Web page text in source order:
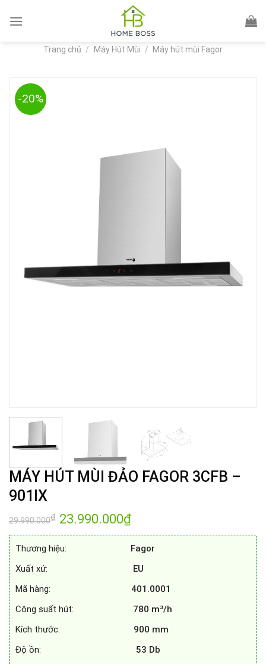
Trang chủ / Máy Hút Mùi / Máy hút mùi Fagor
-20%
MÁY HÚT MÙI ĐẢO FAGOR 3CFB –
901IX
29.990.000₫ Giá
gốc
là:
23.990.000₫Giá
tại
23.990.000₫.
Thương hiệu:
Fagor
Xuất xứ:
EU
Mã hàng: 401.0001
Công suất hút:
780 m³/h
Kích thước:
900 mm
Độ ồn: 53 Db